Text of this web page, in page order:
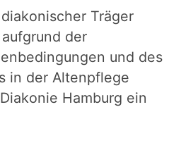
Träger
der
und des
in der Altenpflege
Hamburg ein